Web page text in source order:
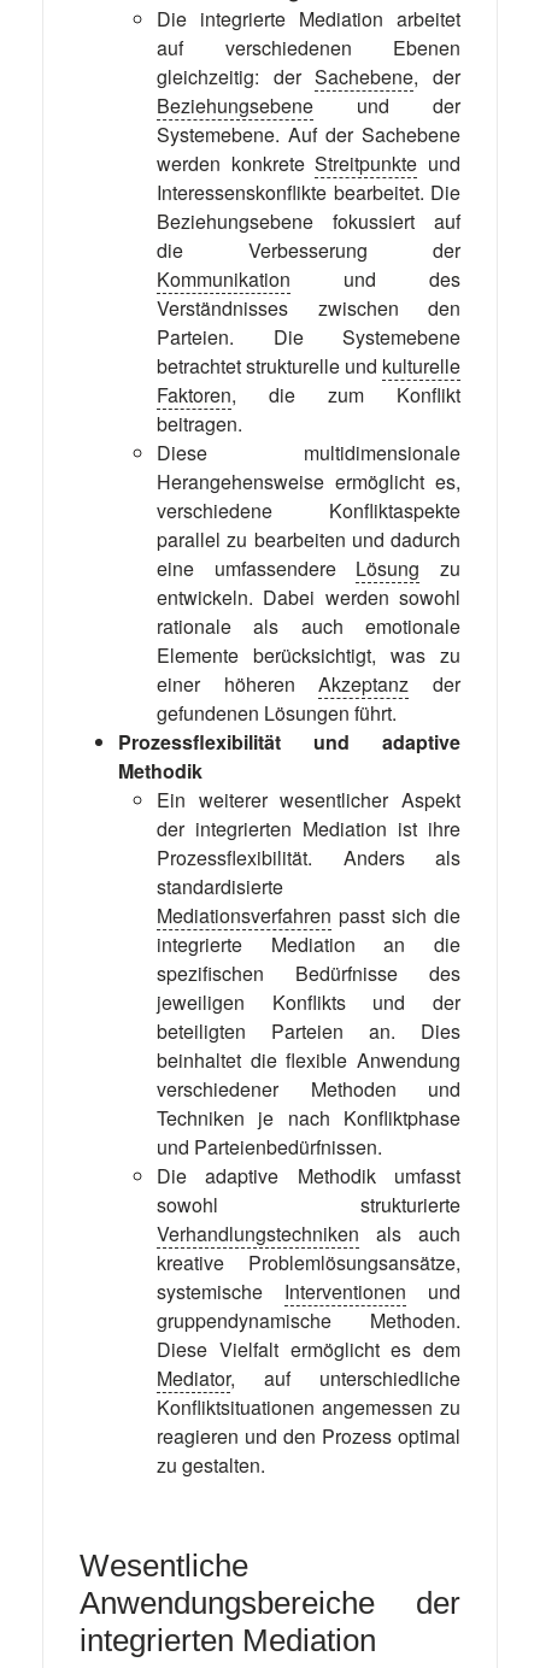
Die integrierte Mediation arbeitet
auf verschiedenen Ebenen
gleichzeitig: derSachebene, der
Beziehungsebene und der
Systemebene. Auf der Sachebene
werden konkreteStreitpunkte und
Interessenskonflikte bearbeitet. Die
Beziehungsebene fokussiert auf
die Verbesserung der
Kommunikation und des
Verständnisses zwischen den
Parteien. Die Systemebene
betrachtet strukturelle und kulturelle
Faktoren, die zum Konflikt
beitragen.
Diese multidimensionale
Herangehensweise ermöglicht es,
verschiedene Konfliktaspekte
parallel zu bearbeiten und dadurch
eine umfassendere Lösung zu
entwickeln. Dabei werden sowohl
rationale als auch emotionale
Elemente berücksichtigt, was zu
einer höherenAkzeptanz der
gefundenen Lösungen führt.
Prozessflexibilität und adaptive
Methodik
Ein weiterer wesentlicher Aspekt
der integrierten Mediation ist ihre
Prozessflexibilität. Anders als
standardisierte
Mediationsverfahren passt sich die
integrierte Mediation an die
spezifischen Bedürfnisse des
jeweiligen Konflikts und der
beteiligten Parteien an. Dies
beinhaltet die flexible Anwendung
verschiedener Methoden und
Techniken je nach Konfliktphase
und Parteienbedürfnissen.
Die adaptive Methodik umfasst
sowohl strukturierte
Verhandlungstechniken als auch
kreative Problemlösungsansätze,
systemische Interventionen und
gruppendynamische Methoden.
Diese Vielfalt ermöglicht es dem
Mediator, auf unterschiedliche
Konfliktsituationen angemessen zu
reagieren und den Prozess optimal
zu gestalten.
Wesentliche
Anwendungsbereiche der
integrierten Mediation